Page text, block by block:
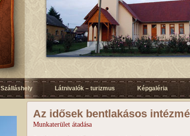
Szálláshely Látnivalók – turizmus Képgaléria
Az idősek bentlakásos
Munkaterület átadása